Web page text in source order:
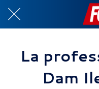
La
Dam